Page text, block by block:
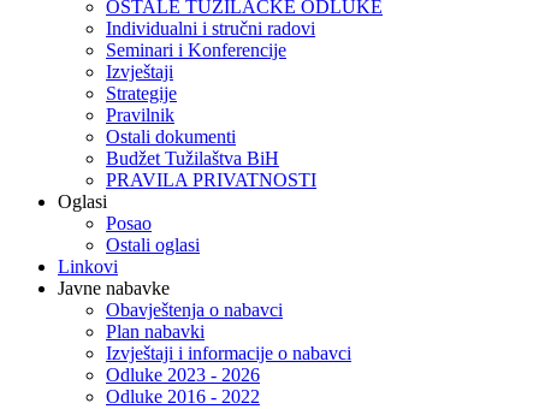
OSTALE TUŽILAČKE ODLUKE
Individualni i stručni radovi
Seminari i Konferencije
Izvještaji
Strategije
Pravilnik
Ostali dokumenti
Budžet Tužilaštva BiH
PRAVILA PRIVATNOSTI
Oglasi
Posao
Ostali oglasi
Linkovi
Javne nabavke
Obavještenja o nabavci
Plan nabavki
Izvještaji i informacije o nabavci
Odluke 2023 - 2026
Odluke 2016 - 2022